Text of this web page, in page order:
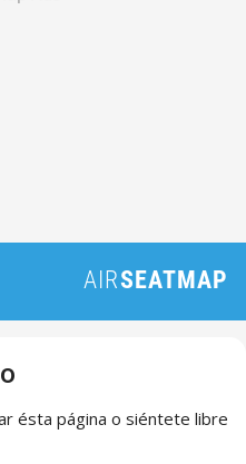
ésta página o siéntete libre